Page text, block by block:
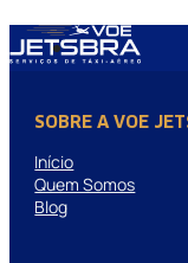
SOBRE A VOE
Início
Quem Somos
Blog